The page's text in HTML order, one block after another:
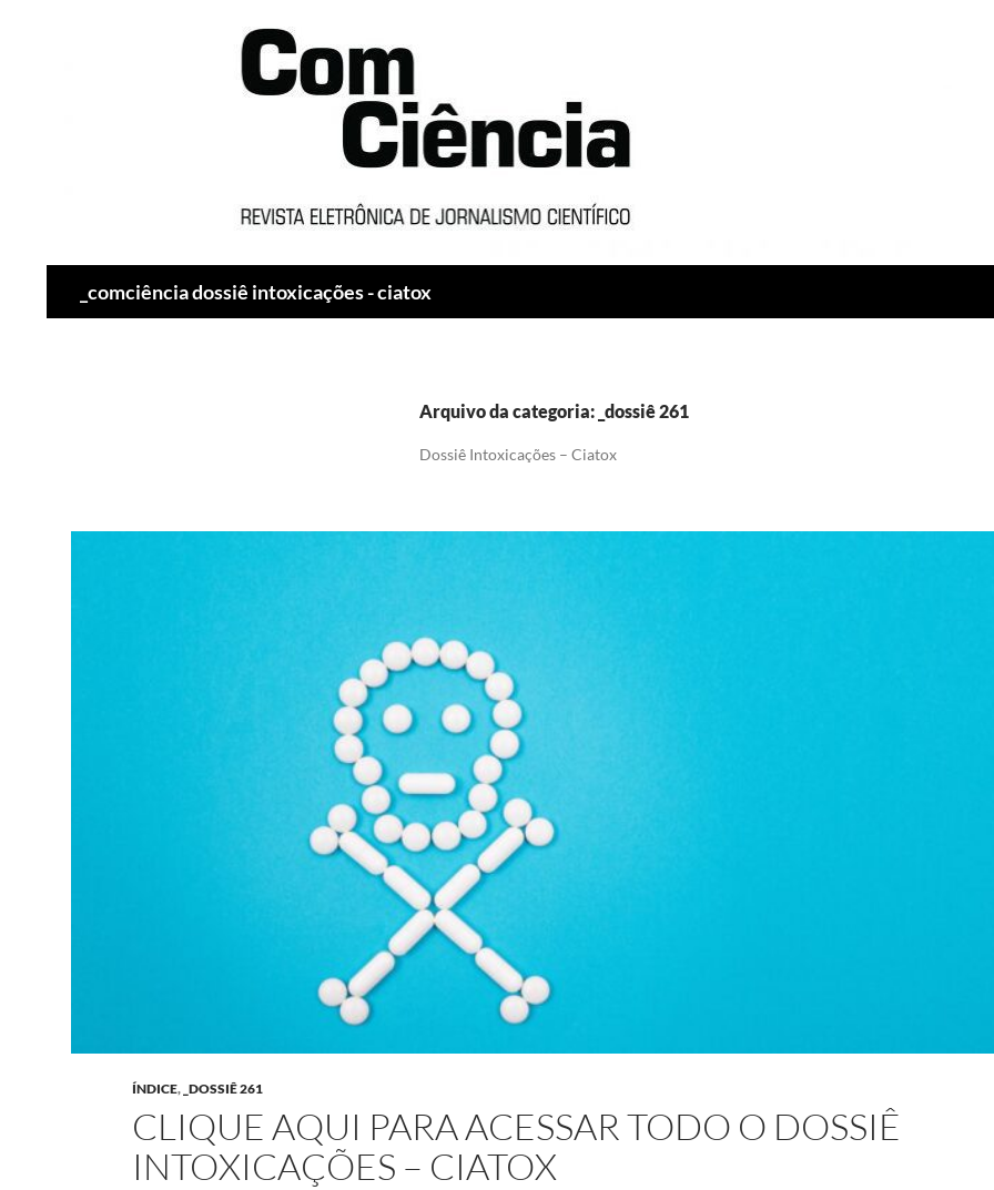
_comciência dossiê intoxicações - ciatox
Arquivo da categoria: _dossiê 261
Dossiê Intoxicações – Ciatox
ÍNDICE, _DOSSIÊ 261
CLIQUE AQUI PARA ACESSAR TODO O DOSSIÊ
INTOXICAÇÕES – CIATOX